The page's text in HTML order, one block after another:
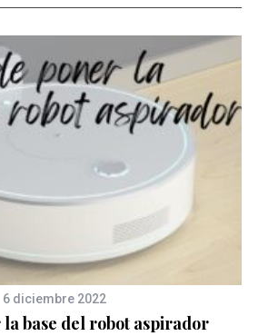
6 diciembre 2022
base del robot aspirador